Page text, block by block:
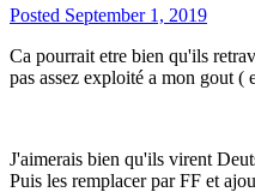
Posted September 1, 2019
Ca pourrait etre bien qu'ils
pas assez exploité a mon gout (
J'aimerais bien qu'ils virent
Puis les remplacer par FF et